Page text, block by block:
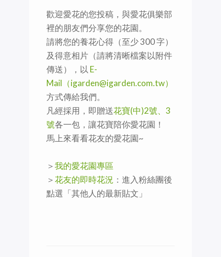
歡迎愛花的您投稿，與愛花俱樂部
裡的朋友們分享您的花園。
請將您的養花心得（至少 300 字）
及得意相片（請將清晰檔案以附件
傳送），以 E-
Mail（igarden@igarden.com.tw）
方式傳給我們。
凡經採用，即贈送花寶(中)2號、3
號各一包，讓花寶陪你愛花園！
馬上來看看花友的愛花園~
＞我的愛花園專區
＞花友的即時花況 ：進入粉絲團後
點選「其他人的最新貼文」